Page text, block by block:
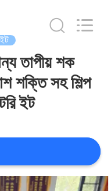
তাপীয় শক
শক্তি সহ শিল্প
ইট